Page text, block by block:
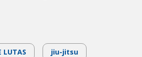
LUTAS jiu-jitsu